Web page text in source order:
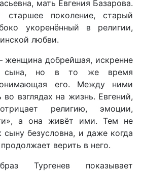
мать Евгения Базарова.
старшее поколение, старый
укоренённый в религии,
любви.
женщина добрейшая, искренне
сына, но в то же время
его. Между ними
взглядах на жизнь. Евгений,
религию, эмоции,
а она живёт ими. Тем не
безусловна, и даже когда
верить в него.
Тургенев показывает